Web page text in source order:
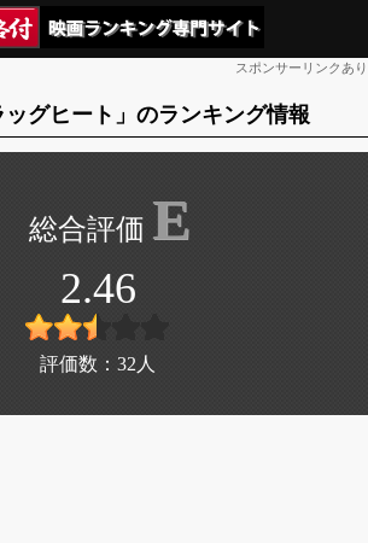
スポンサーリンクあり
ッグヒート」のランキング情報
E
2.46
評価数： 32 人